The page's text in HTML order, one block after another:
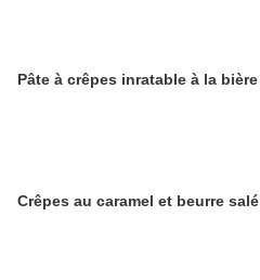
Pâte à crêpes inratable à la bière
Crêpes au caramel et beurre salé